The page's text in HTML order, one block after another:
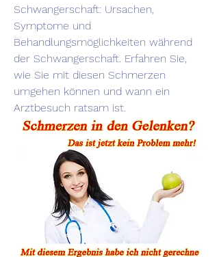
Schwangerschaft: Ursachen,
Symptome und
Behandlungsmöglichkeiten während
der Schwangerschaft. Erfahren Sie,
wie Sie mit diesen Schmerzen
umgehen können und wann ein
Arztbesuch ratsam ist.